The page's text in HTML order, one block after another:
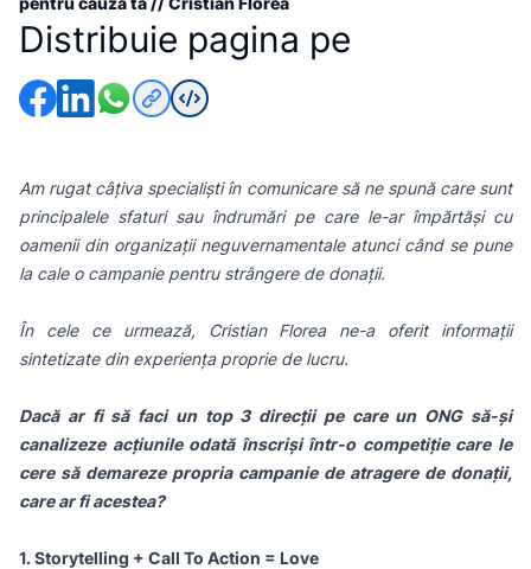
Distribuie pagina pe
Am rugat câțiva specialiști în comunicare să ne spună care sunt
principalele sfaturi sau îndrumări pe care le-ar împărtăși cu
oamenii din organizații neguvernamentale atunci când se pune
la cale o campanie pentru strângere de donații.
În cele ce urmează, Cristian Florea ne-a oferit informații
sintetizate din experiența proprie de lucru.
Dacă ar fi să faci un top 3 direcții pe care un ONG să-și
canalizeze acțiunile odată înscriși într-o competiție care le
cere să demareze propria campanie de atragere de donații,
care ar fi acestea?
1. Storytelling + Call To Action = Love